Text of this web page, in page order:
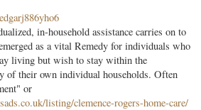
edgarj886yho6
in-household assistance carries on to
as a vital Remedy for individuals who
living but wish to stay within the
of their own individual households. Often
or
listing/clemence-rogers-home-care/